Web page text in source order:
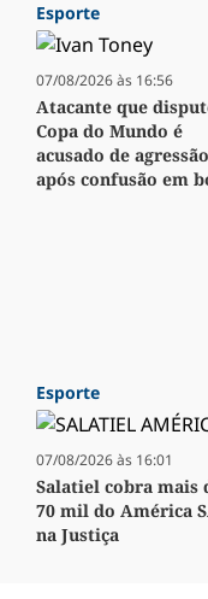
Esporte
07/08/2026 às 16:56
Atacante que
Copa do Mundo é
acusado de agressão
após confusão em
Esporte
07/08/2026 às 16:01
Salatiel cobra mais
70 mil do América
na Justiça